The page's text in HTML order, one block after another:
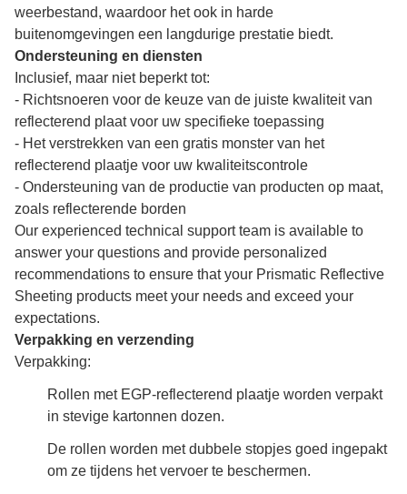
weerbestand, waardoor het ook in harde
buitenomgevingen een langdurige prestatie biedt.
Ondersteuning en diensten
Inclusief, maar niet beperkt tot:
- Richtsnoeren voor de keuze van de juiste kwaliteit van
reflecterend plaat voor uw specifieke toepassing
- Het verstrekken van een gratis monster van het
reflecterend plaatje voor uw kwaliteitscontrole
- Ondersteuning van de productie van producten op maat,
zoals reflecterende borden
Our experienced technical support team is available to
answer your questions and provide personalized
recommendations to ensure that your Prismatic Reflective
Sheeting products meet your needs and exceed your
expectations.
Verpakking en verzending
Verpakking:
Rollen met EGP-reflecterend plaatje worden verpakt
in stevige kartonnen dozen.
De rollen worden met dubbele stopjes goed ingepakt
om ze tijdens het vervoer te beschermen.